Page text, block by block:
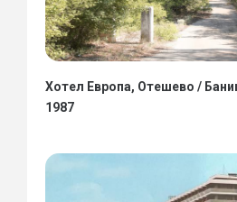
Хотел Европа, Отешево /
1987